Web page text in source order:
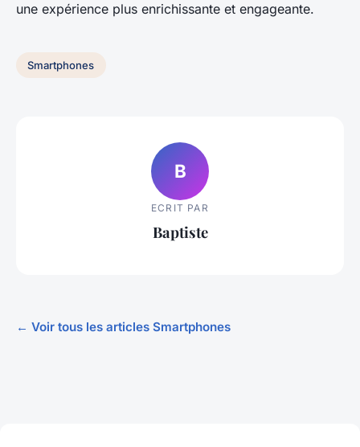
une expérience plus enrichissante et engageante.
Smartphones
B
ECRIT PAR
Baptiste
← Voir tous les articles Smartphones